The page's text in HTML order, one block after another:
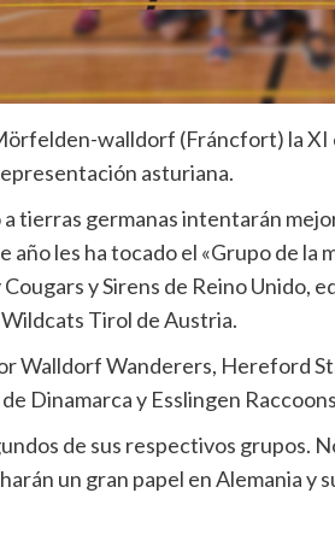
walldorf (Fráncfort) la XI
asturiana.
tierras germanas intentarán
les ha tocado el «Grupo de la
y Sirens de Reino Unido,
Tirol de Austria.
Walldorf Wanderers, Hereford
Dinamarca y Esslingen
de sus respectivos grupos.
un gran papel en Alemania y